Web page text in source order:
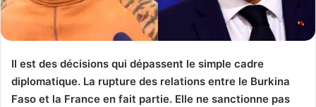
Il est des décisions qui dépassent le simple cadre
diplomatique. La rupture des relations entre le Burkina
Faso et la France en fait partie. Elle ne sanctionne pas